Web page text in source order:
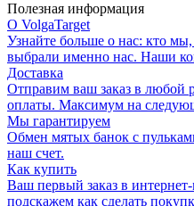
Полезная информация
О VolgaTarget
Узнайте больше о нас: кто
выбрали именно нас. Наши
Доставка
Отправим ваш заказ в любой
оплаты. Максимум на
Мы гарантируем
Обмен мятых банок с
наш счет.
Как купить
Ваш первый заказ в
подскажем как сделать